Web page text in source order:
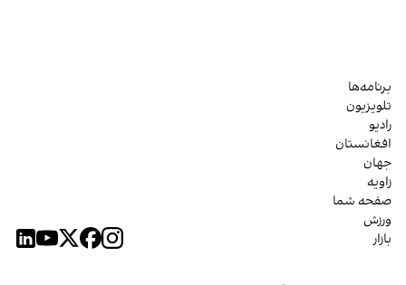
برنامه‌ها
تلویزیون
رادیو
افغانستان
جهان
زاویه
صفحه شما
ورزش
بازار